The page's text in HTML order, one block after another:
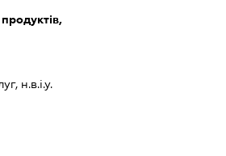
н.в.і.у.